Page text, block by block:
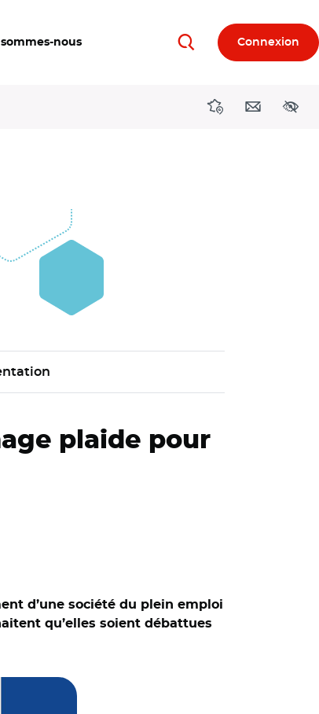
nous RechercherConnexion
DirectionsContact
plaide pour
d’une société du plein emploi
qu’elles soient débattues